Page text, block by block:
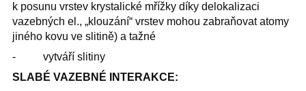
k posunu vrstev krystalické mřížky díky delokalizaci
vazebných el., „klouzání“ vrstev mohou zabraňovat atomy
jiného kovu ve slitině) a tažné
- vytváří slitiny
SLABÉ VAZEBNÉ INTERAKCE: